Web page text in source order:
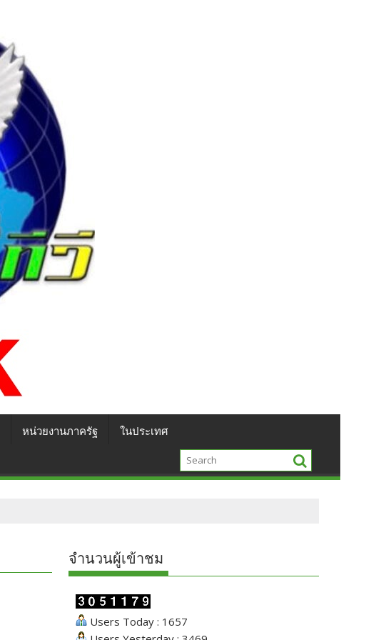
หน่วยงานภาครัฐ ในประเทศ
จำนวนผู้เข้าชม
Users Today : 1657